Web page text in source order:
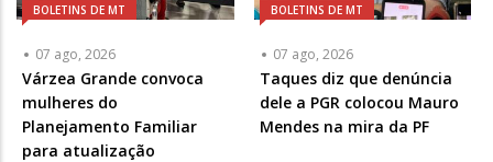
BOLETINS DE MT
07 ago, 2026
Várzea Grande convoca
mulheres do
Planejamento Familiar
para atualização
BOLETINS DE MT
07 ago, 2026
Taques diz que denúncia
dele a PGR colocou Mauro
Mendes na mira da PF